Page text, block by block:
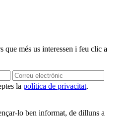
que més us interessen i feu clic a
la política de privacitat.
lo ben informat, de dilluns a